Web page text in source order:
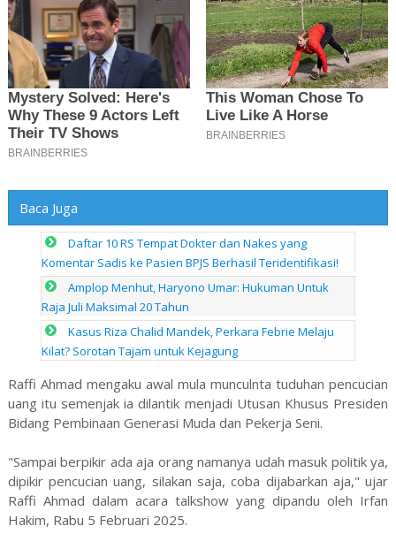
Baca Juga
Daftar 10 RS Tempat Dokter dan Nakes yang
Komentar Sadis ke Pasien BPJS Berhasil Teridentifikasi!
Amplop Menhut, Haryono Umar: Hukuman Untuk
Raja Juli Maksimal 20 Tahun
Kasus Riza Chalid Mandek, Perkara Febrie Melaju
Kilat? Sorotan Tajam untuk Kejagung
Raffi Ahmad mengaku awal mula munculnta tuduhan pencucian
uang itu semenjak ia dilantik menjadi Utusan Khusus Presiden
Bidang Pembinaan Generasi Muda dan Pekerja Seni.
"Sampai berpikir ada aja orang namanya udah masuk politik ya,
dipikir pencucian uang, silakan saja, coba dijabarkan aja," ujar
Raffi Ahmad dalam acara talkshow yang dipandu oleh Irfan
Hakim, Rabu 5 Februari 2025.